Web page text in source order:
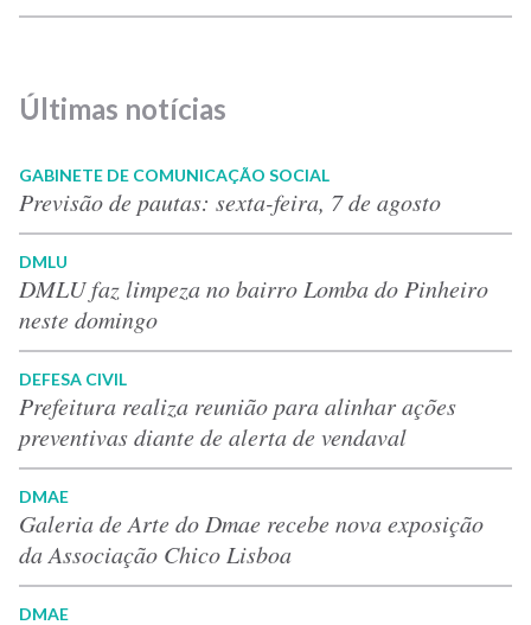
Últimas notícias
GABINETE DE COMUNICAÇÃO SOCIAL
Previsão de pautas: sexta-feira, 7 de agosto
DMLU
DMLU faz limpeza no bairro Lomba do Pinheiro
neste domingo
DEFESA CIVIL
Prefeitura realiza reunião para alinhar ações
preventivas diante de alerta de vendaval
DMAE
Galeria de Arte do Dmae recebe nova exposição
da Associação Chico Lisboa
DMAE